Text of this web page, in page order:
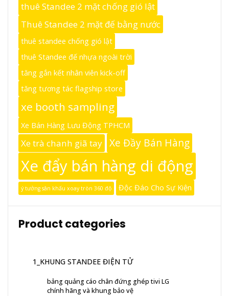
thuê Standee 2 mặt chống gió lật
Thuê Standee 2 mặt đế bằng nước
thuê standee chống gió lật
thuê Standee đế nhựa ngoài trời
tăng gắn kết nhân viên kick-off
tăng tương tác flagship store
xe booth sampling
Xe Bán Hàng Lưu Động TPHCM
Xe trà chanh giã tay Xe Đầy Bán Hàng
Xe đẩy bán hàng di động
ý tưởng sân khấu xoay tròn 360 độ Độc Đáo Cho Sự Kiện
Product categories
1_KHUNG STANDEE ĐIỆN TỬ
bảng quảng cáo chân đứng ghép tivi LG
chính hãng và khung bảo vệ